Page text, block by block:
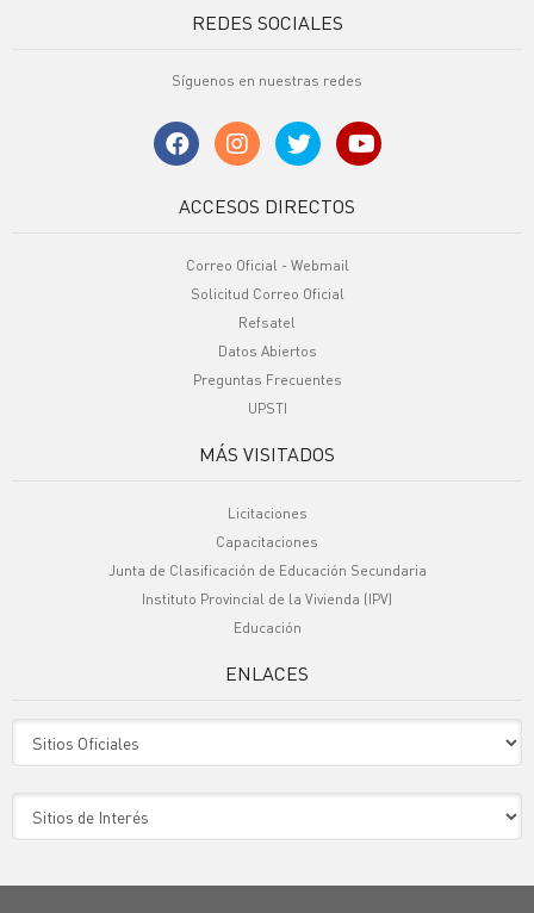
REDES SOCIALES
Síguenos en nuestras redes
ACCESOS DIRECTOS
Correo Oficial - Webmail
Solicitud Correo Oficial
Refsatel
Datos Abiertos
Preguntas Frecuentes
UPSTI
MÁS VISITADOS
Licitaciones
Capacitaciones
Junta de Clasificación de Educación Secundaria
Instituto Provincial de la Vivienda (IPV)
Educación
ENLACES